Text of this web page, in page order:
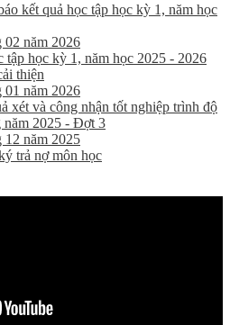
kết quả học tập học kỳ 1, năm học
02 năm 2026
tập học kỳ 1, năm học 2025 - 2026
thiện
01 năm 2026
xét và công nhận tốt nghiệp trình độ
năm 2025 - Đợt 3
12 năm 2025
trả nợ môn học